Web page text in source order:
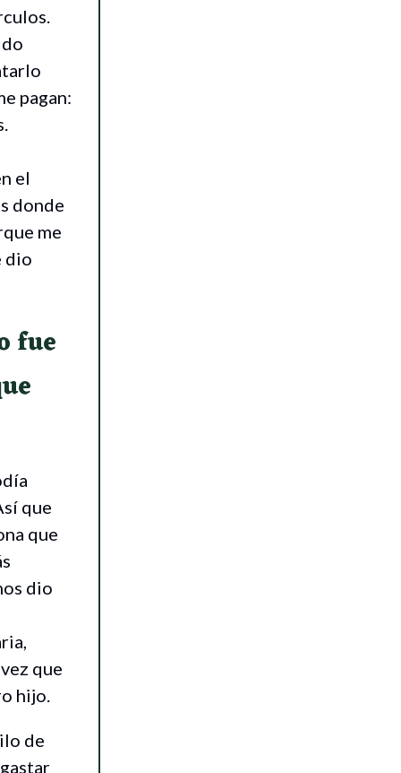
pagan:
el
donde
me
dio
fue
que
que
dio
que
hijo.
de